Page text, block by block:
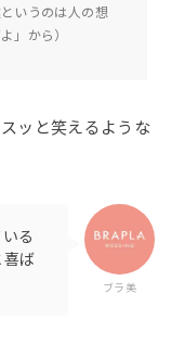
いうのは人の想
」から）
ッと笑えるような
ブラ美
る
喜ば